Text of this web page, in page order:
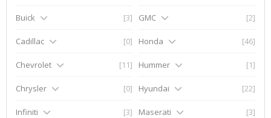
Buick [3]
Cadillac [0]
Chevrolet [11]
Chrysler [0]
GMC [2]
Honda [46]
Hummer [1]
Hyundai [22]
Infiniti [3] Maserati [3]